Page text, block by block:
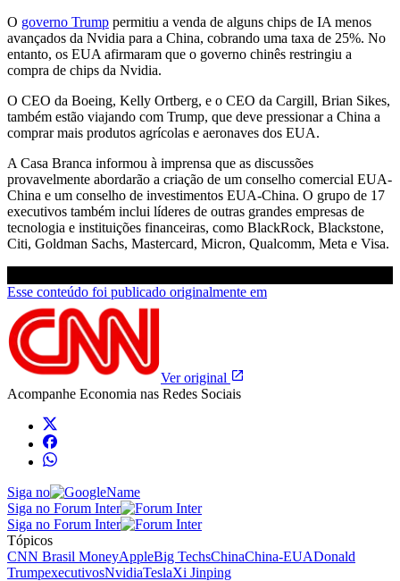
O governo Trump permitiu a venda de alguns chips de IA menos
avançados da Nvidia para a China, cobrando uma taxa de 25%. No
entanto, os EUA afirmaram que o governo chinês restringiu a
compra de chips da Nvidia.
O CEO da Boeing, Kelly Ortberg, e o CEO da Cargill, Brian Sikes,
também estão viajando com Trump, que deve pressionar a China a
comprar mais produtos agrícolas e aeronaves dos EUA.
A Casa Branca informou à imprensa que as discussões
provavelmente abordarão a criação de um conselho comercial EUA-
China e um conselho de investimentos EUA-China. O grupo de 17
executivos também inclui líderes de outras grandes empresas de
tecnologia e instituições financeiras, como BlackRock, Blackstone,
Citi, Goldman Sachs, Mastercard, Micron, Qualcomm, Meta e Visa.
Esse conteúdo foi publicado originalmente em
Ver original
Acompanhe Economia nas Redes Sociais
Siga no
Siga no Forum Inter
Siga no Forum Inter
Tópicos
CNN Brasil MoneyAppleBig TechsChinaChina-EUADonald
TrumpexecutivosNvidiaTeslaXi Jinping